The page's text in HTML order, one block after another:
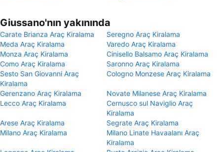
Giussano'nın yakınında
Carate Brianza Araç Kiralama
Seregno Araç Kiralama
Meda Araç Kiralama
Varedo Araç Kiralama
Monza Araç Kiralama
Cinisello Balsamo Araç Kiralama
Como Araç Kiralama
Saronno Araç Kiralama
Sesto San Giovanni Araç
Kiralama
Cologno Monzese Araç Kiralama
Gerenzano Araç Kiralama
Novate Milanese Araç Kiralama
Lecco Araç Kiralama
Cernusco sul Naviglio Araç
Kiralama
Arese Araç Kiralama
Segrate Araç Kiralama
Milano Araç Kiralama
Milano Linate Havaalanı Araç
Kiralama